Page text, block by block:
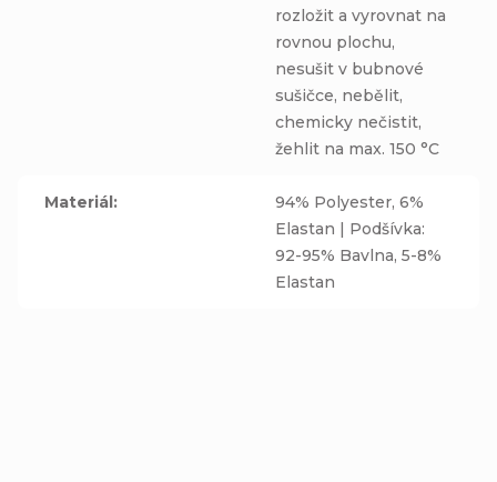
rozložit a vyrovnat na
rovnou plochu,
nesušit v bubnové
sušičce, nebělit,
chemicky nečistit,
žehlit na max. 150 °C
Materiál:
94% Polyester, 6%
Elastan | Podšívka:
92-95% Bavlna, 5-8%
Elastan